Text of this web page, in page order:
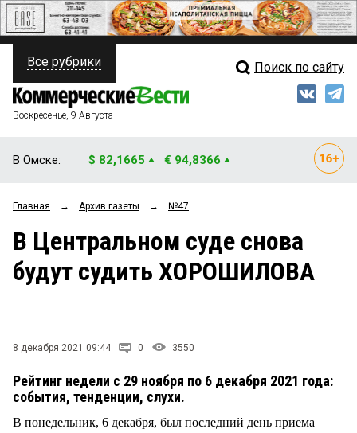
ПОЛИТИКА
ФИНАНСЫ
ОБЩЕСТВО
ЗАКОН
НОВОСТИ КОМПАНИЙ
СТИЛЬ ЖИЗНИ
Свежий выпуск
Рейтинги
Блоги
Все рубрики Поиск по сайту
Воскресенье, 9 Августа
В Омске: $ 82,1665 € 94,8366
Главная → Архив газеты → №47
В Центральном суде снова
будут судить ХОРОШИЛОВА
8 декабря 2021 09:44 0 3550
Рейтинг недели с 29 ноября по 6 декабря 2021 года:
события, тенденции, слухи.
В понедельник, 6 декабря, был последний день приема